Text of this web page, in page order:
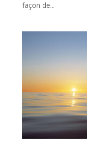
façon de...